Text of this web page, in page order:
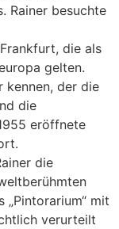
Rainer besuchte
die als
gelten.
kennen, der die
die
eröffnete
die
„Pintorarium“ mit
verurteilt